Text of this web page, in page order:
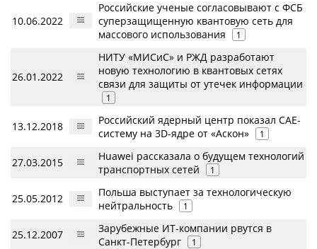
10.06.2022
Российские ученые согласовывают с ФСБ
суперзащищенную квантовую сеть для
массового использования
1
26.01.2022
НИТУ «МИСиС» и РЖД разработают
новую технологию в квантовых сетях
связи для защиты от утечек информации
1
13.12.2018
Российский ядерный центр показал CAE-
систему на 3D-ядре от «Аскон»
1
27.03.2015
Huawei рассказала о будущем технологий
транспортных сетей
1
25.05.2012
Польша выступает за технологическую
нейтральность
1
25.12.2007
Зарубежные ИТ-компании рвутся в
Санкт-Петербург
1